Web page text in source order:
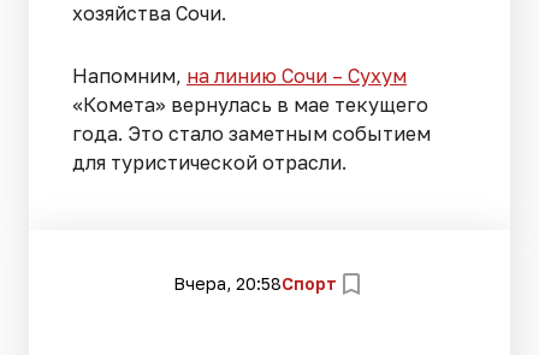
хозяйства Сочи.
Напомним, на линию Сочи – Сухум
«Комета» вернулась в мае текущего
года. Это стало заметным событием
для туристической отрасли.
Вчера, 20:58Спорт